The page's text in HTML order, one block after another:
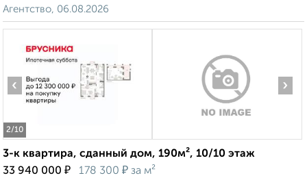
Агентство, 06.08.2026
2/10
‹ ›
3-к квартира, сданный дом, 190м², 10/10 этаж
33 940 000 ₽ 178 300 ₽ за м²